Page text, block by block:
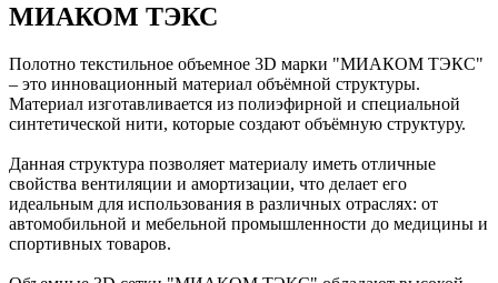
МИАКОМ ТЭКС
Полотно текстильное объемное 3D марки "МИАКОМ ТЭКС"
– это инновационный материал объёмной структуры.
Материал изготавливается из полиэфирной и специальной
синтетической нити, которые создают объёмную структуру.
Данная структура позволяет материалу иметь отличные
свойства вентиляции и амортизации, что делает его
идеальным для использования в различных отраслях: от
автомобильной и мебельной промышленности до медицины и
спортивных товаров.